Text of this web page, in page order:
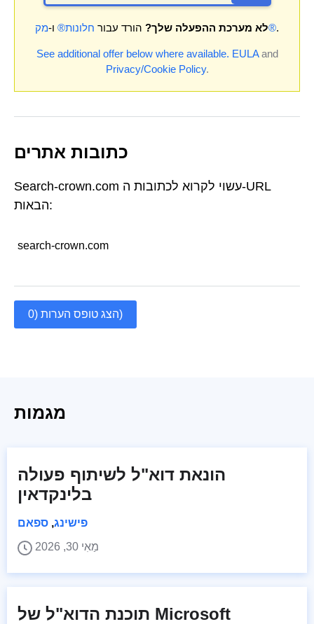
לא מערכת ההפעלה שלך? הורד עבור חלונות® ו- מק®.
See additional offer below where available. EULAand
Privacy/Cookie Policy.
כתובות אתרים
Search-crown.com עשוי לקרוא לכתובות ה-URL
הבאות:
search-crown.com
הצג טופס הערות (0)
מגמות
הונאת דוא"ל לשיתוף פעולה
בלינקדאין
פישינג, ספאם
מַאִי 30, 2026
תוכנת הדוא"ל של Microsoft